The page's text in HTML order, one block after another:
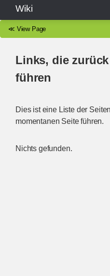
Wiki
≪ View Page
Links, die
führen
Dies ist eine Liste der
momentanen Seite führen.
Nichts gefunden.